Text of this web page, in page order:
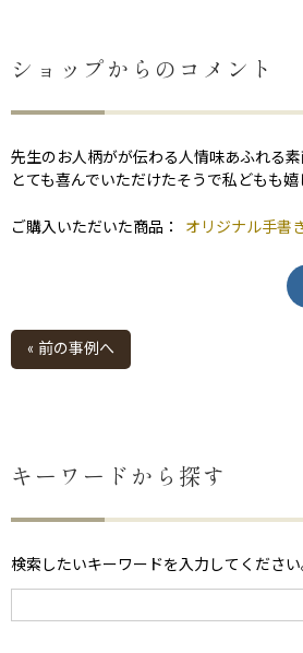
ショップからのコメント
先生のお人柄がが伝わる人情味あふれる素
とても喜んでいただけたそうで私どもも嬉
ご購入いただいた商品： オリジナル手書
« 前の事例へ
キーワードから探す
検索したいキーワードを入力してください